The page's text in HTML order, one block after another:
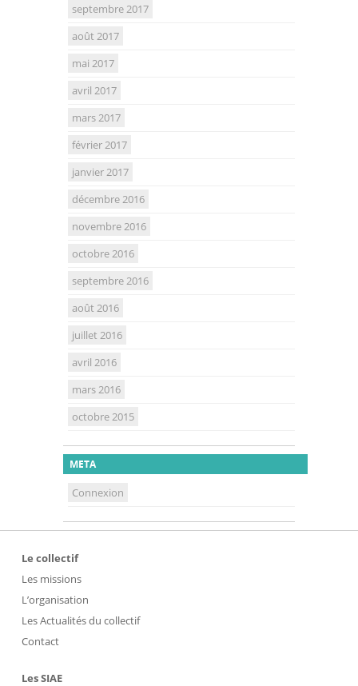
septembre 2017
août 2017
mai 2017
avril 2017
mars 2017
février 2017
janvier 2017
décembre 2016
novembre 2016
octobre 2016
septembre 2016
août 2016
juillet 2016
avril 2016
mars 2016
octobre 2015
META
Connexion
Le collectif
Les missions
L’organisation
Les Actualités du collectif
Contact
Les SIAE